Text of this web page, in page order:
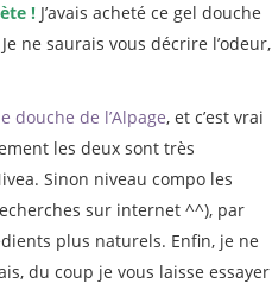
! J’avais acheté ce gel douche
ne saurais vous décrire l’odeur,
douche de l’Alpage, et c’est vrai
les deux sont très
Sinon niveau compo les
sur internet ^^), par
plus naturels. Enfin, je ne
du coup je vous laisse essayer